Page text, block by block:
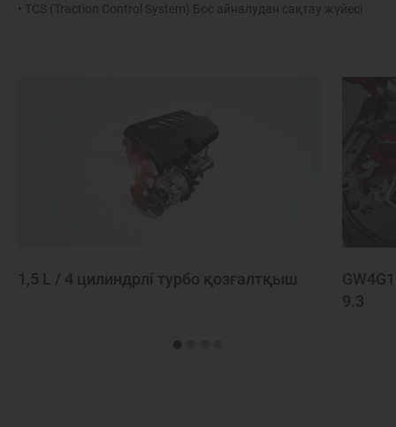
• TCS (Traction Control System) Бос айналудан сақтау жүйесі
1,5 L / 4 цилиндрлі турбо қозғалтқыш
9.3